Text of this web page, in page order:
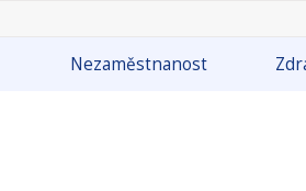
Nezaměstnanost